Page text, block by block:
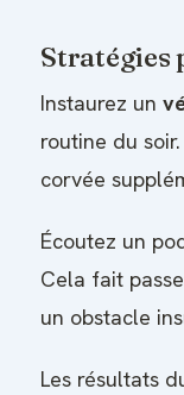
Stratégies
Instaurez un
routine du
corvée
Écoutez un
Cela fait
un obstacle
Les résultats